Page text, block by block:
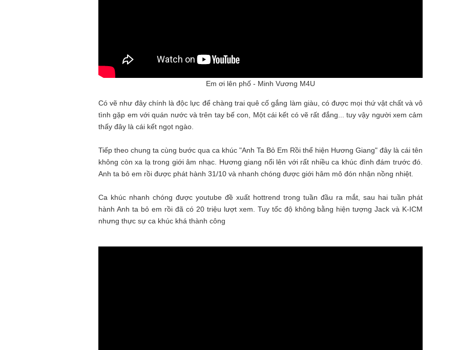
Em ơi lên phố - Minh Vương M4U
Có vẽ như đây chính là độc lực để chàng trai quê cố gắng làm giàu, có được mọi thứ vật chất và vô
tình gặp em với quán nước và trên tay bế con, Một cái kết có vẽ rất đắng... tuy vậy người xem cảm
thấy đây là cái kết ngọt ngào.
Tiếp theo chung ta cùng bước qua ca khúc "Anh Ta Bỏ Em Rồi thể hiện Hương Giang" đây là cái tên
không còn xa lạ trong giới âm nhạc. Hương giang nổi lên với rất nhiều ca khúc đình đám trước đó.
Anh ta bỏ em rồi được phát hành 31/10 và nhanh chóng được giới hâm mô đón nhận nồng nhiệt.
Ca khúc nhanh chóng được youtube đề xuất hottrend trong tuần đầu ra mắt, sau hai tuần phát
hành Anh ta bỏ em rồi đã có 20 triệu lượt xem. Tuy tốc độ không bằng hiện tượng Jack và K-ICM
nhưng thực sự ca khúc khá thành công